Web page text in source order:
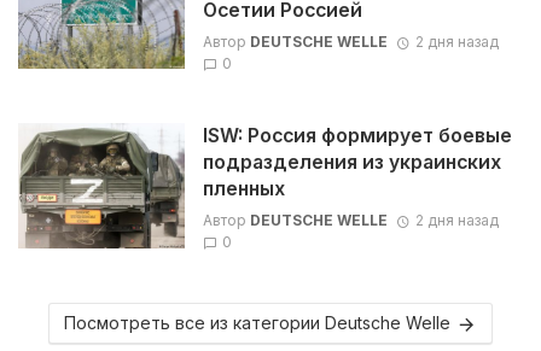
Осетии Россией
Автор DEUTSCHE WELLE
2 дня назад
0
ISW: Россия формирует боевые
подразделения из украинских
пленных
Автор DEUTSCHE WELLE
2 дня назад
0
Посмотреть все из категории Deutsche Welle